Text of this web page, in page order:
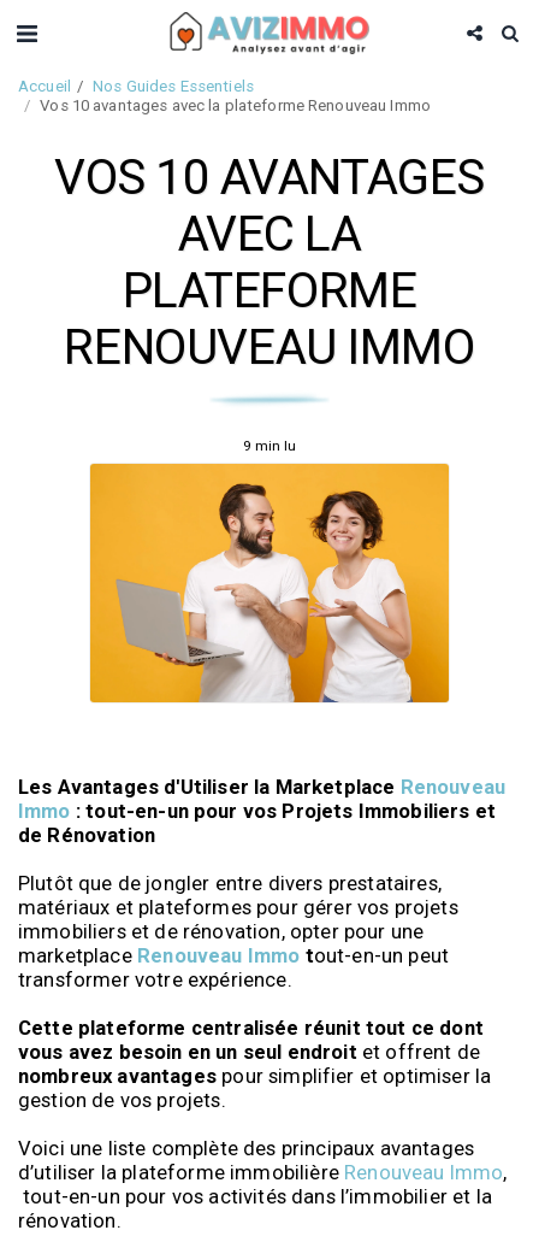
Accueil
Nos Guides Essentiels
Vos 10 avantages avec la plateforme Renouveau Immo
VOS 10 AVANTAGES
AVEC LA
PLATEFORME
RENOUVEAU IMMO
9 min lu
Les Avantages d'Utiliser la Marketplace Renouveau
Immo : tout-en-un pour vos Projets Immobiliers et
de Rénovation
Plutôt que de jongler entre divers prestataires,
matériaux et plateformes pour gérer vos projets
immobiliers et de rénovation, opter pour une
marketplace Renouveau Immo tout-en-un peut
transformer votre expérience.
Cette plateforme centralisée réunit tout ce dont
vous avez besoin en un seul endroit et offrent de
nombreux avantages pour simplifier et optimiser la
gestion de vos projets.
Voici une liste complète des principaux avantages
d’utiliser la plateforme immobilière Renouveau Immo,
tout-en-un pour vos activités dans l’immobilier et la
rénovation.